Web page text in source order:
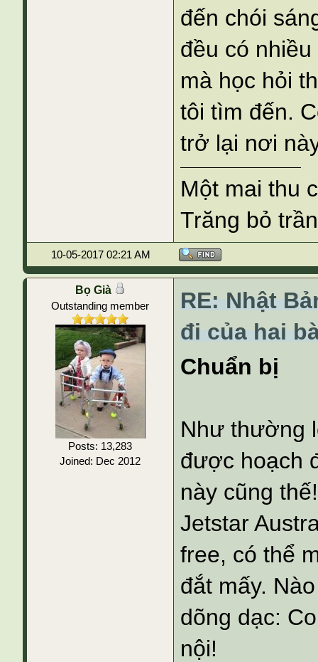
đến chói
đều có
mà học hỏi
tôi tìm đến.
trở lại nơi
Một mai thu
Trăng bỏ
10-05-2017 02:21 AM
Bọ Già
Outstanding member
Posts: 13,283
Joined: Dec 2012
RE: Nhật
đi của hai
Chuẩn bị
Như thường
được hoạch
này cũng
Jetstar
free, có thể
đắt mấy.
dõng dạc:
nội!